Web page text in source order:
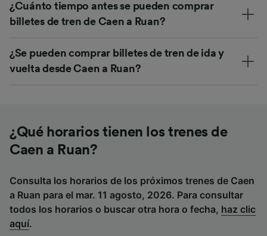
¿Cuánto tiempo antes se pueden comprar
billetes de tren de Caen a Ruan?
¿Se pueden comprar billetes de tren de ida y
vuelta desde Caen a Ruan?
¿Qué horarios tienen los trenes de
Caen a Ruan?
Consulta los horarios de los próximos trenes de Caen
a Ruan para el mar. 11 agosto, 2026. Para consultar
todos los horarios o buscar otra hora o fecha, haz clic
aquí.